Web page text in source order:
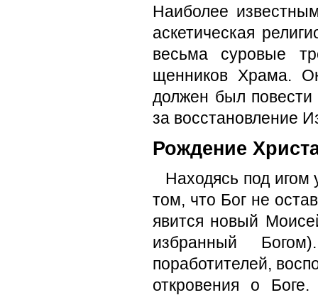
Наиболее
аскети­ческая
весьма суровые
щенников Храма.
должен был
за восстановление
Рождение
Находясь под игом
том, что Бог не
явится новый
избранный
поработителей,
откровения о